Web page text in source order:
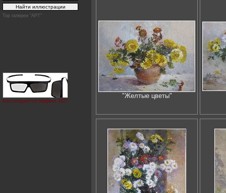
Top галереи "АРТ"
Как создаётся эффект 3D?
"Желтые цветы"